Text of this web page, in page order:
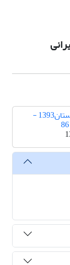
دوره 22، تابستان1393 -